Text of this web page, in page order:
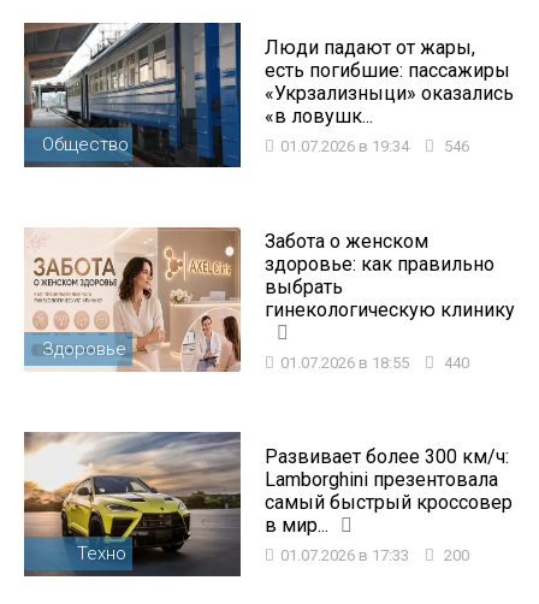
Общество
Люди падают от жары,
есть погибшие: пассажиры
«Укрзализныци» оказались
«в ловушк...
01.07.2026 в 19:34 546
Здоровье
Забота о женском
здоровье: как правильно
выбрать
гинекологическую клинику
01.07.2026 в 18:55 440
Техно
Развивает более 300 км/ч:
Lamborghini презентовала
самый быстрый кроссовер
в мир...
01.07.2026 в 17:33 200